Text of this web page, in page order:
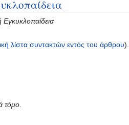
Εγκυκλοπαίδεια
λίστα συντακτών εντός του άρθρου).
τόμο.